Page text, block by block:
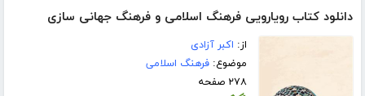
دانلود کتاب رویارویی فرهنگ اسلامی و فرهنگ جهانی سازی
از: اکبر آزادی
موضوع:فرهنگ اسلامی
۲۷۸ صفحه